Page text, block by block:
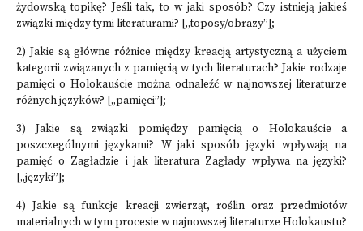
żydowską topikę? Jeśli tak, to w jaki sposób? Czy istnieją jakieś
związki między tymi literaturami? [„toposy/obrazy”];
2) Jakie są główne różnice między kreacją artystyczną a użyciem
kategorii związanych z pamięcią w tych literaturach? Jakie rodzaje
pamięci o Holokauście można odnaleźć w najnowszej literaturze
różnych języków? [„pamięci”];
3) Jakie są związki pomiędzy pamięcią o Holokauście a
poszczególnymi językami? W jaki sposób języki wpływają na
pamięć o Zagładzie i jak literatura Zagłady wpływa na języki?
[„języki”];
4) Jakie są funkcje kreacji zwierząt, roślin oraz przedmiotów
materialnych w tym procesie w najnowszej literaturze Holokaustu?